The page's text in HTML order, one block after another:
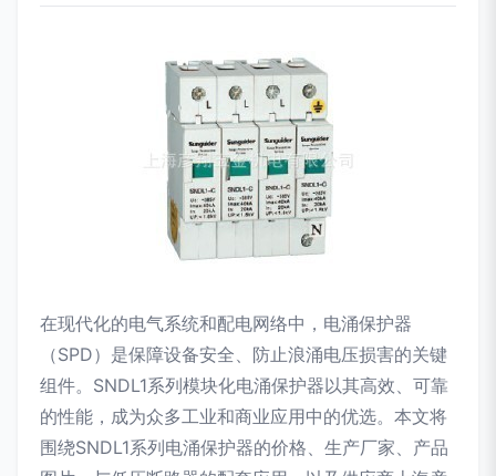
在现代化的电气系统和配电网络中，电涌保护器
（SPD）是保障设备安全、防止浪涌电压损害的关键
组件。SNDL1系列模块化电涌保护器以其高效、可靠
的性能，成为众多工业和商业应用中的优选。本文将
围绕SNDL1系列电涌保护器的价格、生产厂家、产品